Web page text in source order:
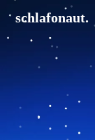
schlafonaut.